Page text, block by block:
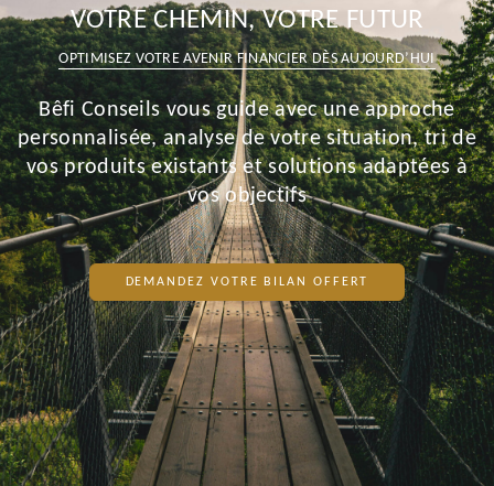
VOTRE CHEMIN, VOTRE FUTUR
OPTIMISEZ VOTRE AVENIR FINANCIER DÈS AUJOURD’HUI
Bêfi Conseils vous guide avec une approche
personnalisée, analyse de votre situation, tri de
vos produits existants et solutions adaptées à
vos objectifs
DEMANDEZ VOTRE BILAN OFFERT